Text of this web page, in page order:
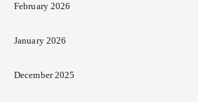
February 2026
January 2026
December 2025